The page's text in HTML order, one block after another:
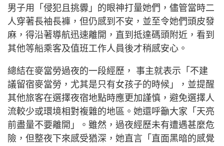
男子用「侵犯且挑釁」的眼神打量她們，儘管當時二
人穿著長袖長褲，但仍感到不安，並至令她們頭皮發
麻，得沿著導航迅速離開，直到抵達碼頭附近，看到
其他等船乘客及值班工作人員後才稍感安心。
總結在麥當勞過夜的一段經歷， 事主就表示「不建
議留宿麥當勞，尤其是只有女孩子的時候」，並提醒
其他旅客在選擇夜宿地點時應更加謹慎，避免選擇人
流較少或環境相對複雜的地區。她還呼籲大家「天亮
前盡量不要離開」。雖然，過夜經歷未有遭遇甚麼危
險，但整夜下來感受猶深，她直言「直面黑暗的感覺